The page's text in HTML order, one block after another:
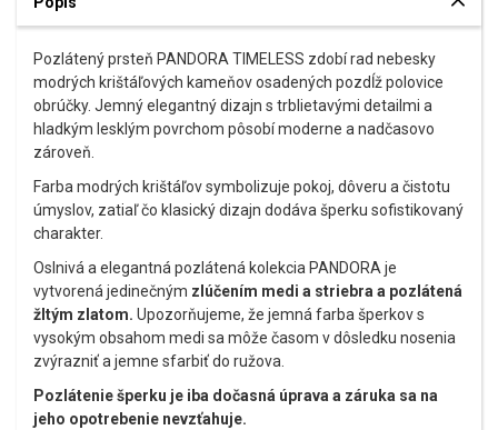
Pozlátený prsteň PANDORA TIMELESS zdobí rad nebesky
modrých krištáľových kameňov osadených pozdĺž polovice
obrúčky. Jemný elegantný dizajn s trblietavými detailmi a
hladkým lesklým povrchom pôsobí moderne a nadčasovo
zároveň.
Farba modrých krištáľov symbolizuje pokoj, dôveru a čistotu
úmyslov, zatiaľ čo klasický dizajn dodáva šperku sofistikovaný
charakter.
Oslnivá a elegantná pozlátená kolekcia PANDORA je
vytvorená jedinečným zlúčením medi a striebra a pozlátená
žltým zlatom. Upozorňujeme, že jemná farba šperkov s
vysokým obsahom medi sa môže časom v dôsledku nosenia
zvýrazniť a jemne sfarbiť do ružova.
Pozlátenie šperku je iba dočasná úprava a záruka sa na
jeho opotrebenie nevzťahuje.